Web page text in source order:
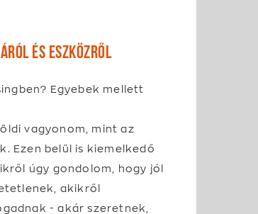
és eszközről
Egyebek mellett
vagyonom, mint az
Ezen belül is kiemelkedő
úgy gondolom, hogy jól
akikről
- akár szeretnek,